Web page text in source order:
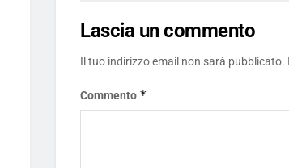
Lascia un commento
Il tuo indirizzo email non sarà pubblicato.
Commento *